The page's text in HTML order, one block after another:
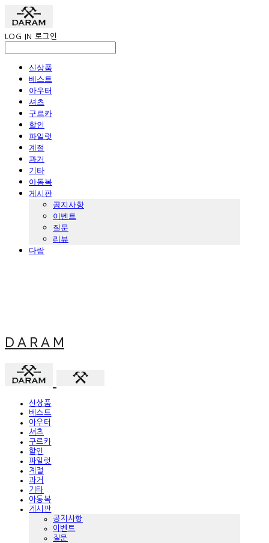
LOG IN 로그인
신상품
베스트
아우터
셔츠
구르카
할인
파일럿
계절
과거
기타
아동복
게시판
공지사항
이벤트
질문
리뷰
다람
D A R A M
신상품
베스트
아우터
셔츠
구르카
할인
파일럿
계절
과거
기타
아동복
게시판
공지사항
이벤트
질문